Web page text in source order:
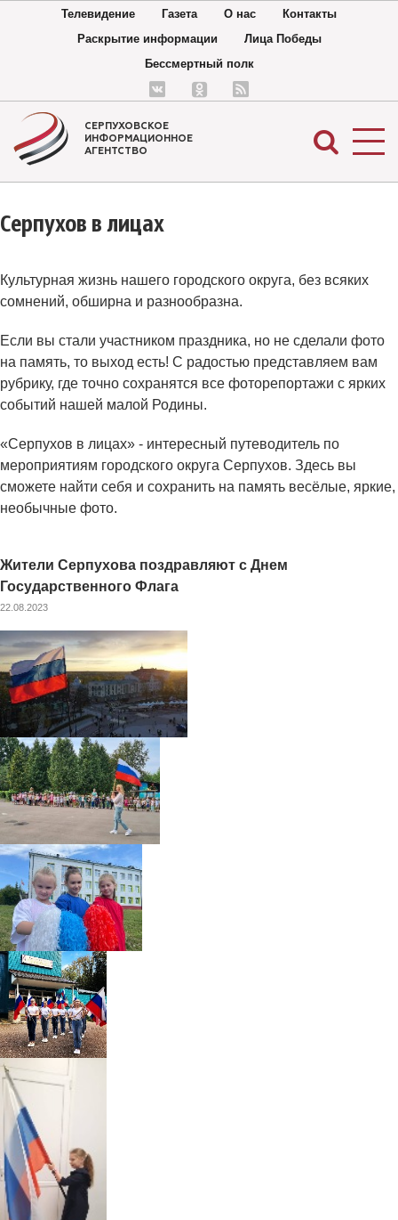
Телевидение Газета О нас
Контакты
Раскрытие информации
Лица Победы
Бессмертный полк
СЕРПУХОВСКОЕ
ИНФОРМАЦИОННОЕ
АГЕНТСТВО
Серпухов в лицах
Культурная жизнь нашего городского округа, без всяких
сомнений, обширна и разнообразна.
Если вы стали участником праздника, но не сделали фото
на память, то выход есть! С радостью представляем вам
рубрику, где точно сохранятся все фоторепортажи с ярких
событий нашей малой Родины.
«Серпухов в лицах» - интересный путеводитель по
мероприятиям городского округа Серпухов. Здесь вы
сможете найти себя и сохранить на память весёлые, яркие,
необычные фото.
Жители Серпухова поздравляют с Днем
Государственного Флага
22.08.2023